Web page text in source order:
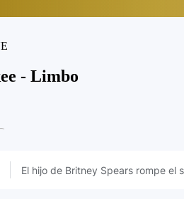
El hijo de Britney Spears rompe el